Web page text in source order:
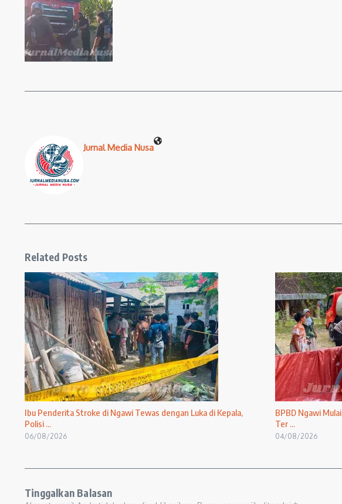
Jurnal Media Nusa
Related Posts
Ibu Penderita Stroke di Ngawi Tewas dengan Luka di Kepala,
Polisi ...
06/08/2026
BPBD Ngawi
Ter ...
04/08/2026
Tinggalkan Balasan